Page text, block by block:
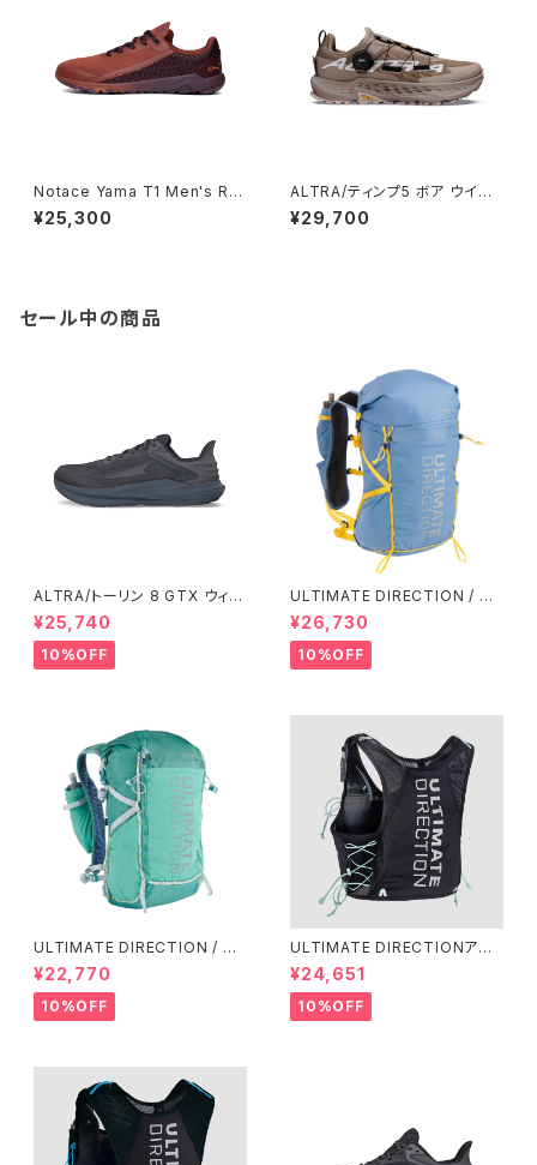
Notace Yama T1 Men's Ru
st
¥25,300
ALTRA/ティンプ5 ボア ウイメ
ンズ7s MTN TRL/PEARLZD/
ROSE DUST
¥29,700
セール中の商品
ALTRA/トーリン 8 GTX ウィメ
ンズ
¥25,740
10%OFF
ULTIMATE DIRECTION / ア
ルティメット ディレクション Fas
tpack 30 Men's / Fog
¥26,730
10%OFF
ULTIMATE DIRECTION / ア
ルティメット ディレクション Fas
tpackher 20 Women'S / Em
erald 2.0
¥22,770
10%OFF
ULTIMATE DIRECTIONアル
ディメット ディレクション/ XOD
US VESTA（エクソドス ベスタ）
ウィメンズ / ONYX
¥24,651
10%OFF